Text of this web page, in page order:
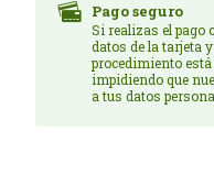
Pago seguro
Si realizas el pago
datos de la tarjeta
procedimiento
impidiendo que
a tus datos